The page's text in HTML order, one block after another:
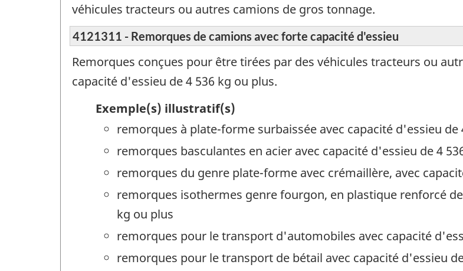
véhicules tracteurs ou autres camions de gros tonnage.
4121311 - Remorques de camions avec forte capacité d'essieu
Remorques conçues pour être tirées par des véhicules tracteurs ou
capacité d'essieu de 4 536 kg ou plus.
Exemple(s) illustratif(s)
remorques à plate-forme surbaissée avec capacité d'essieu de
remorques basculantes en acier avec capacité d'essieu de 4
remorques du genre plate-forme avec crémaillère, avec
remorques isothermes genre fourgon, en plastique renforcé
kg ou plus
remorques pour le transport d'automobiles avec capacité
remorques pour le transport de bétail avec capacité d'essieu